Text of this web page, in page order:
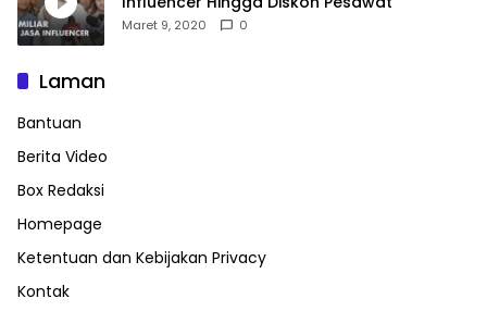
Maret 9, 2020 0
Laman
Bantuan
Berita Video
Box Redaksi
Homepage
Ketentuan dan Kebijakan Privacy
Kontak